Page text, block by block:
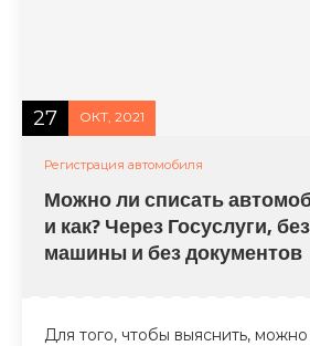
27 ОКТ, 2021
Регистрация автомобиля
Можно ли списать
и как? Через Госуслуги,
машины и без документов
Для того, чтобы выяснить, можно